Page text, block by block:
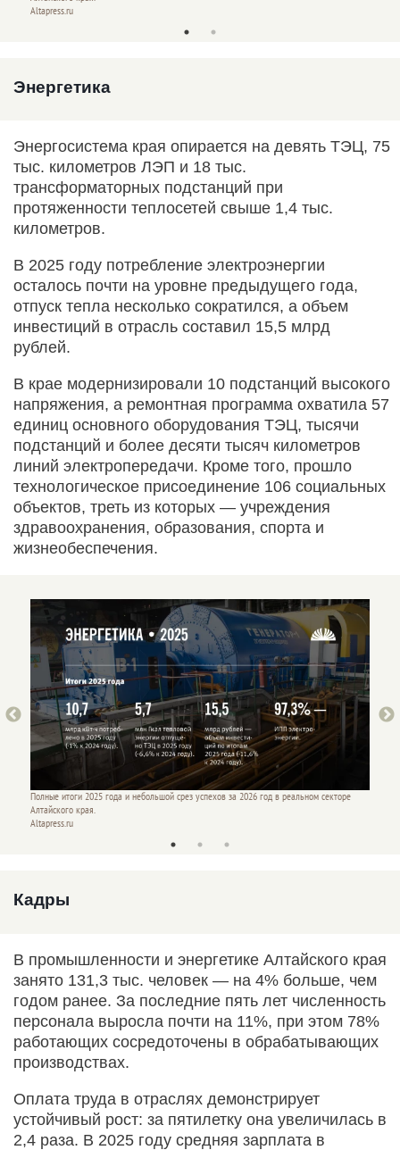
Altapress.ru
Энергетика
Энергосистема края опирается на девять ТЭЦ, 75
тыс. километров ЛЭП и 18 тыс.
трансформаторных подстанций при
протяженности теплосетей свыше 1,4 тыс.
километров.
В 2025 году потребление электроэнергии
осталось почти на уровне предыдущего года,
отпуск тепла несколько сократился, а объем
инвестиций в отрасль составил 15,5 млрд
рублей.
В крае модернизировали 10 подстанций высокого
напряжения, а ремонтная программа охватила 57
единиц основного оборудования ТЭЦ, тысячи
подстанций и более десяти тысяч километров
линий электропередачи. Кроме того, прошло
технологическое присоединение 106 социальных
объектов, треть из которых — учреждения
здравоохранения, образования, спорта и
жизнеобеспечения.
Полные итоги 2025 года и небольшой срез успехов за 2026 год в реальном секторе
Алтайского края.
Altapress.ru
Кадры
В промышленности и энергетике Алтайского края
занято 131,3 тыс. человек — на 4% больше, чем
годом ранее. За последние пять лет численность
персонала выросла почти на 11%, при этом 78%
работающих сосредоточены в обрабатывающих
производствах.
Оплата труда в отраслях демонстрирует
устойчивый рост: за пятилетку она увеличилась в
2,4 раза. В 2025 году средняя зарплата в